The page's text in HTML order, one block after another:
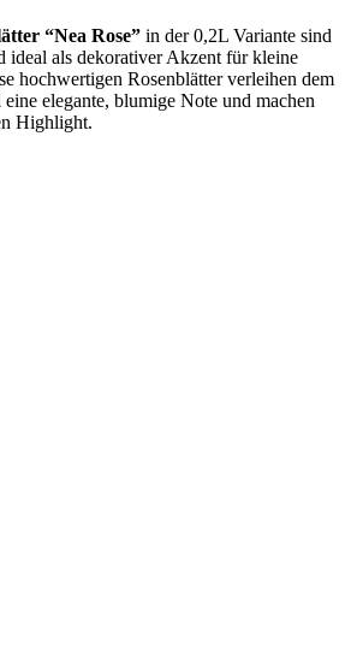
“Nea Rose” in der 0,2L Variante sind
ideal als dekorativer Akzent für kleine
hochwertigen Rosenblätter verleihen dem
elegante, blumige Note und machen
Highlight.